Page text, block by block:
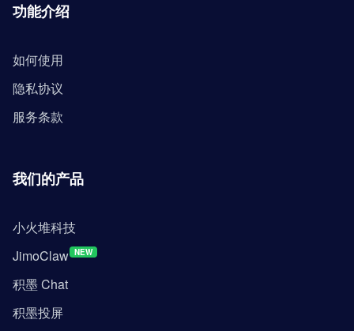
功能介绍
如何使用
隐私协议
服务条款
我们的产品
小火堆科技
JimoClaw NEW
积墨 Chat
积墨投屏